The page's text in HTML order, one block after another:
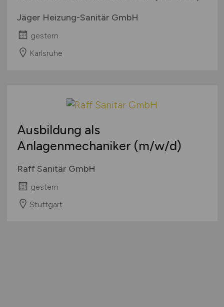
Jäger Heizung-Sanitär GmbH
gestern
Karlsruhe
Ausbildung als
Anlagenmechaniker (m/w/d)
Raff Sanitär GmbH
gestern
Stuttgart